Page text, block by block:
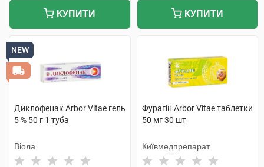
КУПИТИ КУПИТИ
NEW
Диклофенак Arbor Vitae гель
5 % 50 г 1 туба
Віола
Фурагін Arbor Vitae таблетки
50 мг 30 шт
Київмедпрепарат